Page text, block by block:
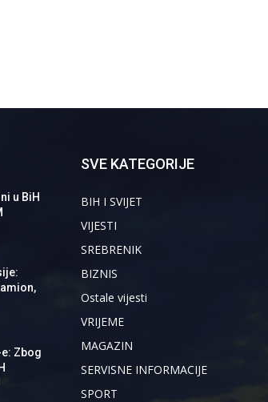
u BiH
Zbog
SVE KATEGORIJE
BIH I SVIJET
VIJESTI
SREBRENIK
BIZNIS
Ostale vijesti
VRIJEME
MAGAZIN
SERVISNE INFORMACIJE
SPORT